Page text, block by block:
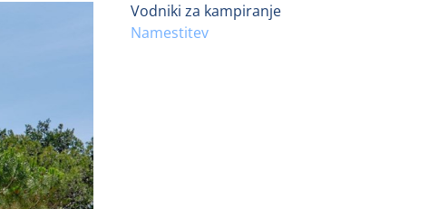
Vodniki za kampiranje
Namestitev